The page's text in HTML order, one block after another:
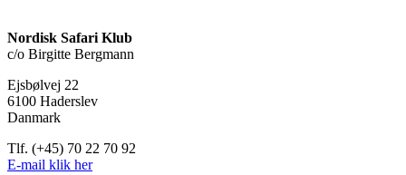
Nordisk Safari Klub
c/o Birgitte Bergmann
Ejsbølvej 22
6100 Haderslev
Danmark
Tlf. (+45) 70 22 70 92
E-mail klik her